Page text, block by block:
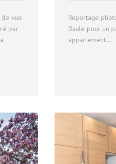
vue
par
Reportage
Baule pour un
appartement...